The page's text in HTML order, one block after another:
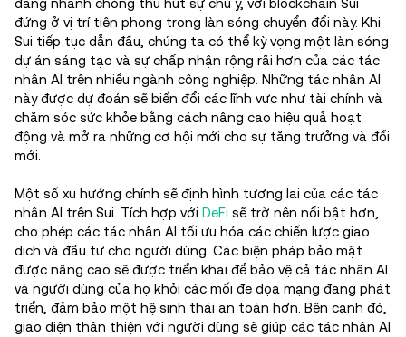
đang nhanh chóng thu hút sự chú ý, với blockchain Sui
đứng ở vị trí tiên phong trong làn sóng chuyển đổi này. Khi
Sui tiếp tục dẫn đầu, chúng ta có thể kỳ vọng một làn sóng
dự án sáng tạo và sự chấp nhận rộng rãi hơn của các tác
nhân AI trên nhiều ngành công nghiệp. Những tác nhân AI
này được dự đoán sẽ biến đổi các lĩnh vực như tài chính và
chăm sóc sức khỏe bằng cách nâng cao hiệu quả hoạt
động và mở ra những cơ hội mới cho sự tăng trưởng và đổi
mới.
Một số xu hướng chính sẽ định hình tương lai của các tác
nhân AI trên Sui. Tích hợp với DeFi sẽ trở nên nổi bật hơn,
cho phép các tác nhân AI tối ưu hóa các chiến lược giao
dịch và đầu tư cho người dùng. Các biện pháp bảo mật
được nâng cao sẽ được triển khai để bảo vệ cả tác nhân AI
và người dùng của họ khỏi các mối đe dọa mạng đang phát
triển, đảm bảo một hệ sinh thái an toàn hơn. Bên cạnh đó,
giao diện thân thiện với người dùng sẽ giúp các tác nhân AI